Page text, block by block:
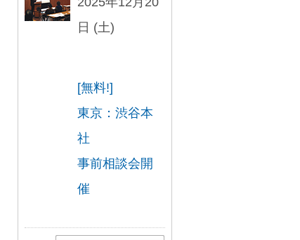
日 (土)
[無料!]
東京：渋谷本
社
事前相談会開
催